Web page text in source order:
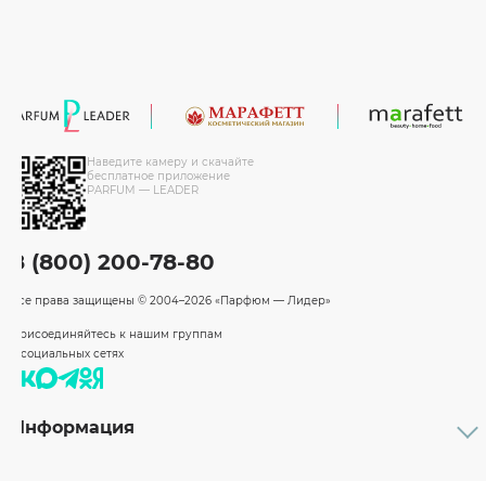
Наведите камеру и скачайте
бесплатное приложение
PARFUM — LEADER
8 (800) 200-78-80
Все права защищены © 2004–2026 «Парфюм — Лидер»
Присоединяйтесь к нашим группам
в социальных сетях
Информация